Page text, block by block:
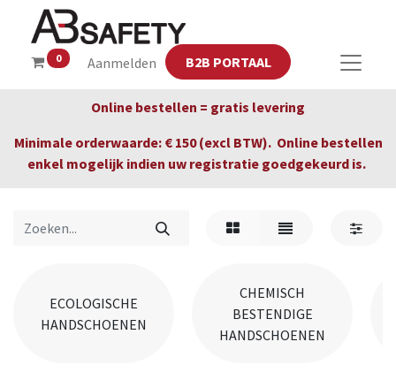
0 Aanmelden B2B PORTAAL
Online bestellen = gratis levering
Minimale orderwaarde: € 150 (excl BTW). Online bestellen
enkel mogelijk indien uw registratie goedgekeurd is.
ECOLOGISCHE
HANDSCHOENEN
CHEMISCH
BESTENDIGE
HANDSCHOENEN